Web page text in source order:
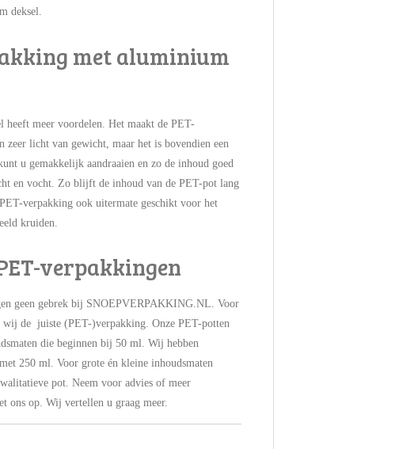
deksel.
met aluminium
heeft meer voordelen. Het maakt de PET-
zeer licht van gewicht, maar het is bovendien een
u gemakkelijk aandraaien en zo de inhoud goed
en vocht. Zo blijft de inhoud van de PET-pot lang
verpakking ook uitermate geschikt voor het
kruiden.
verpakkingen
geen gebrek bij SNOEPVERPAKKING.NL. Voor
wij de juiste (PET-)verpakking. Onze PET-potten
die beginnen bij 50 ml. Wij hebben
250 ml. Voor grote én kleine inhoudsmaten
pot. Neem voor advies of meer
ons op. Wij vertellen u graag meer.